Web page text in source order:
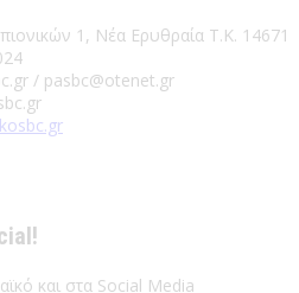
1, Νέα Ερυθραία Τ.Κ. 14671
/ pasbc@otenet.gr
και στα Social Media